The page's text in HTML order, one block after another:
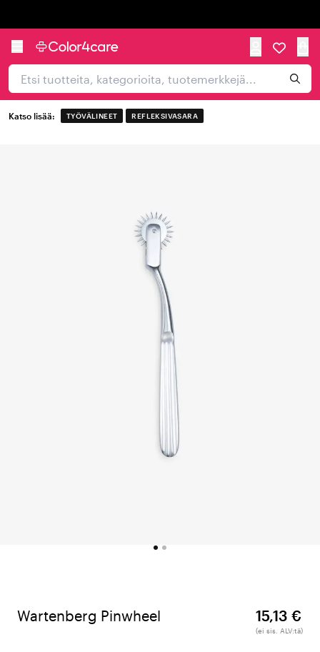
Katso lisää: TYÖVÄLINEET REFLEKSIVASARA
Wartenberg Pinwheel 15,13 €
(ei sis. ALV:tä)